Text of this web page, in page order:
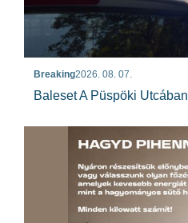
Breaking2026. 08. 07.
Baleset A Püspöki Utcában